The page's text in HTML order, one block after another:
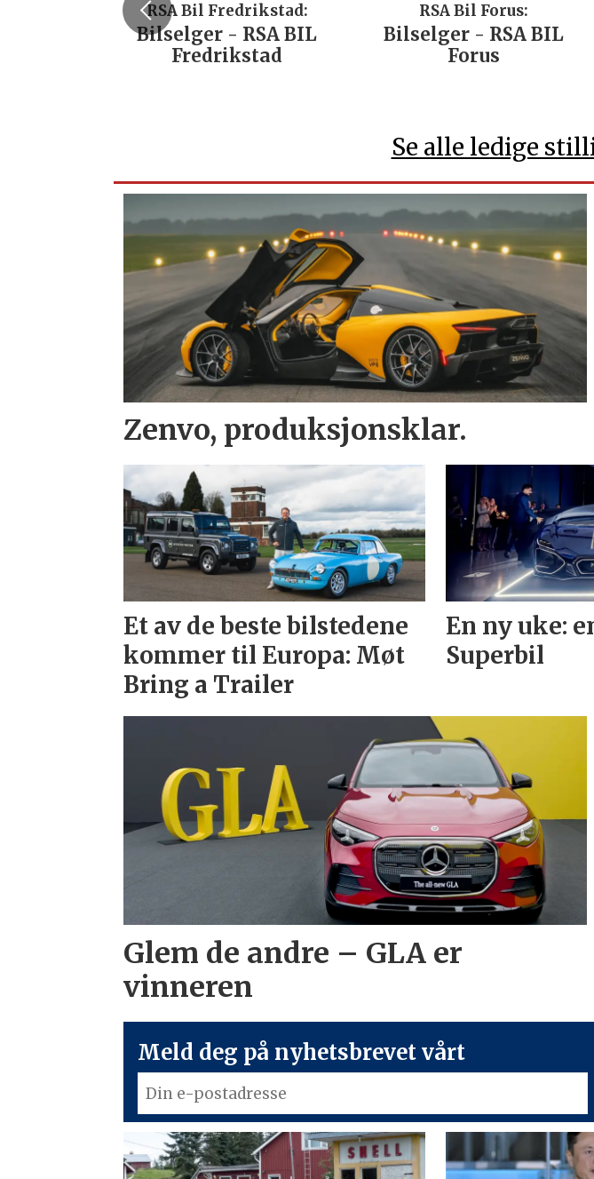
RSA Bil Fredrikstad:
Bilselger - RSA BIL
Fredrikstad
RSA Bil Forus:
Bilselger - RSA BIL
Forus
Se alle ledige
Zenvo, produksjonsklar.
Et av de beste bilstedene
kommer til Europa: Møt
Bring a Trailer
En ny uke:
Superbil
Glem de andre – GLA er
vinneren
Meld deg på nyhetsbrevet vårt